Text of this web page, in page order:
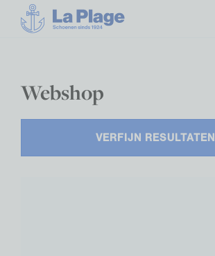
Webshop
VERFIJN RESULTATEN